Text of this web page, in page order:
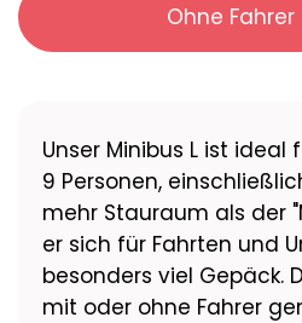
Ohne
Unser Minibus L ist ideal
9 Personen,
mehr Stauraum als der
er sich für Fahrten und
besonders viel Gepäck.
mit oder ohne Fahrer